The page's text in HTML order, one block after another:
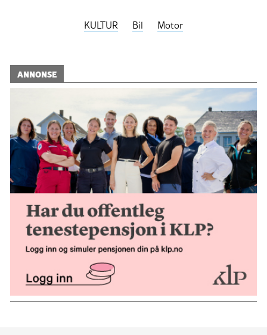
KULTUR Bil Motor
ANNONSE